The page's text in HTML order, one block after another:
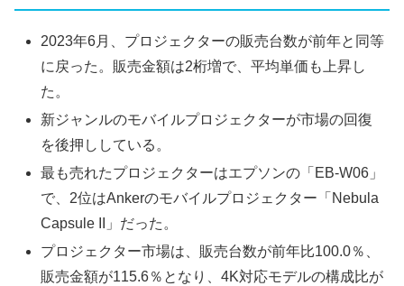
2023年6月、プロジェクターの販売台数が前年と同等
に戻った。販売金額は2桁増で、平均単価も上昇し
た。
新ジャンルのモバイルプロジェクターが市場の回復
を後押ししている。
最も売れたプロジェクターはエプソンの「EB-W06」
で、2位はAnkerのモバイルプロジェクター「Nebula
Capsule II」だった。
プロジェクター市場は、販売台数が前年比100.0％、
販売金額が115.6％となり、4K対応モデルの構成比が